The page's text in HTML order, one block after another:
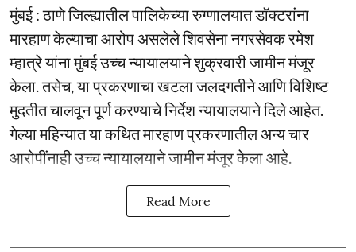
मुंबई : ठाणे जिल्ह्यातील पालिकेच्या रुग्णालयात डॉक्टरांना
मारहाण केल्याचा आरोप असलेले शिवसेना नगरसेवक रमेश
म्हात्रे यांना मुंबई उच्च न्यायालयाने शुक्रवारी जामीन मंजूर
केला. तसेच, या प्रकरणाचा खटला जलदगतीने आणि विशिष्ट
मुदतीत चालवून पूर्ण करण्याचे निर्देश न्यायालयाने दिले आहेत.
गेल्या महिन्यात या कथित मारहाण प्रकरणातील अन्य चार
आरोपींनाही उच्च न्यायालयाने जामीन मंजूर केला आहे.
Read More